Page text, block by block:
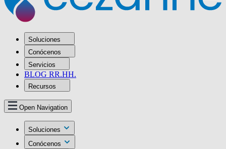
Soluciones
Conócenos
Servicios
BLOG RR.HH.
Recursos
Open Navigation
Soluciones
Conócenos